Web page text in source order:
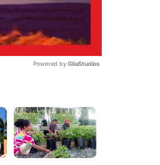
Powered by GliaStudios